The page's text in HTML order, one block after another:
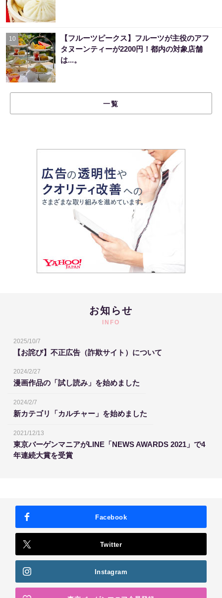
10
【フルーツピークス】フルーツが主役のアフ
タヌーンティーが2200円！都内の対象店舗
は...。
一覧
お知らせ
INFO
2025/10/7
【お詫び】不正広告（詐欺サイト）について
2024/2/27
漫画作品の「試し読み」を始めました
2024/2/7
新カテゴリ「カルチャー」を始めました
2021/12/13
東京バーゲンマニアがLINE「NEWS AWARDS 2021」で4
年連続大賞を受賞
Facebook
Twitter
Instagram